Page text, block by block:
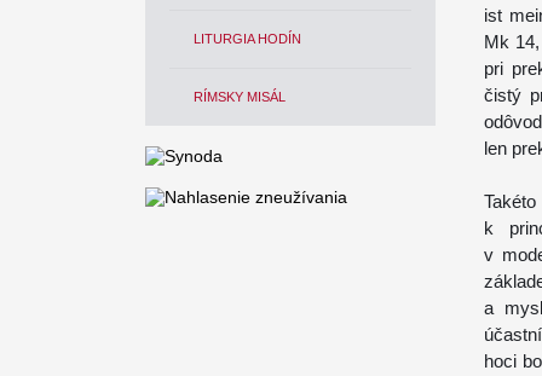
LITURGIA HODÍN
RÍMSKY MISÁL
ist
Mk
pri
čistý
len
k
v
a
hoci